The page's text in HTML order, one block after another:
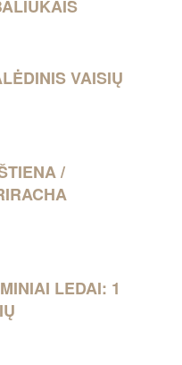
VAISIŲ
/
LEDAI: 1